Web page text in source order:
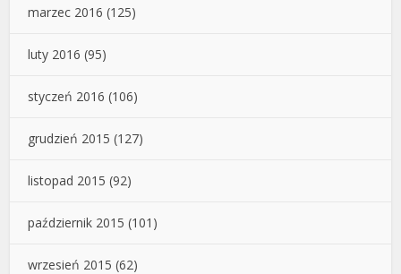
marzec 2016 (125)
luty 2016 (95)
styczeń 2016 (106)
grudzień 2015 (127)
listopad 2015 (92)
październik 2015 (101)
wrzesień 2015 (62)